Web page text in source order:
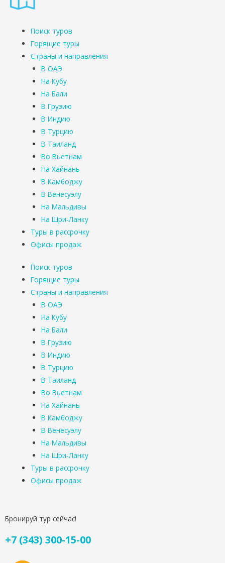
Поиск туров
Горящие туры
Страны и направления
В ОАЭ
На Кубу
На Бали
В Грузию
В Индию
В Турцию
В Таиланд
Во Вьетнам
На Хайнань
В Камбоджу
В Венесуэлу
На Мальдивы
На Шри-Ланку
Туры в рассрочку
Офисы продаж
Поиск туров
Горящие туры
Страны и направления
В ОАЭ
На Кубу
На Бали
В Грузию
В Индию
В Турцию
В Таиланд
Во Вьетнам
На Хайнань
В Камбоджу
В Венесуэлу
На Мальдивы
На Шри-Ланку
Туры в рассрочку
Офисы продаж
Бронируй тур сейчас!
+7 (343) 300-15-00